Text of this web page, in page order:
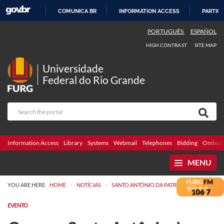
COMUNICA BR INFORMATION ACCESS
PORTUGUÊS ESPAÑOL
HIGH CONTRAST SITE MAP
Universidade
Federal do Rio Grande
Information Access Library Systems Webmail Telephones Bidding
MENU
YOU ARE HERE: HOME > NOTÍCIAS > SANTO ANTÔNIO DA PATRULHA
EVENTO